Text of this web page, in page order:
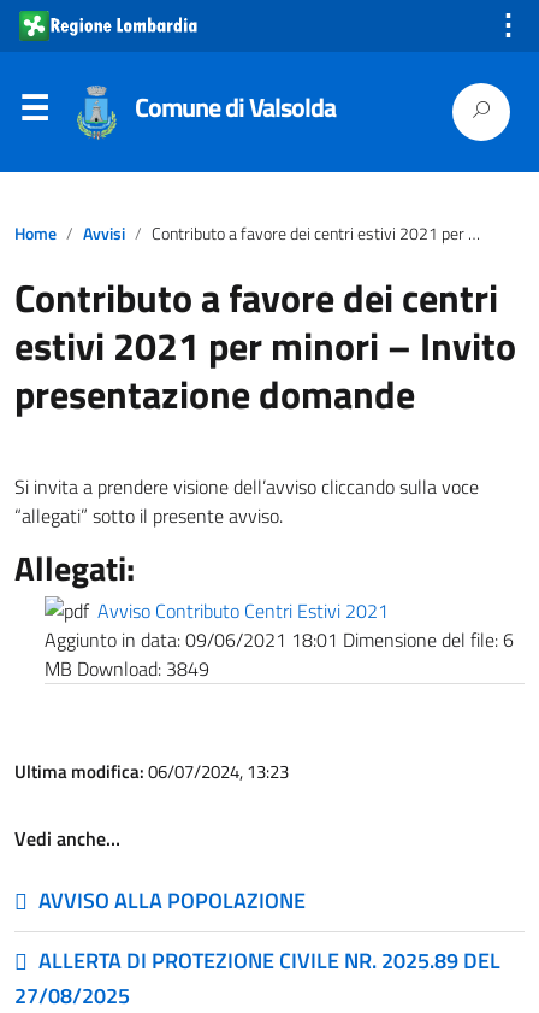
⋮
Comune di Valsolda
Home Avvisi Contributo a favore dei centri estivi 2021 per minori – Invito presentazione domande
Contributo a favore dei centri
estivi 2021 per minori – Invito
presentazione domande
Si invita a prendere visione dell’avviso cliccando sulla voce
“allegati” sotto il presente avviso.
Allegati:
Avviso Contributo Centri Estivi 2021
Aggiunto in data:09/06/2021 18:01 Dimensione del file:6
MB Download: 3849
Ultima modifica:06/07/2024, 13:23
Vedi anche…
AVVISO ALLA POPOLAZIONE
ALLERTA DI PROTEZIONE CIVILE NR. 2025.89 DEL
27/08/2025